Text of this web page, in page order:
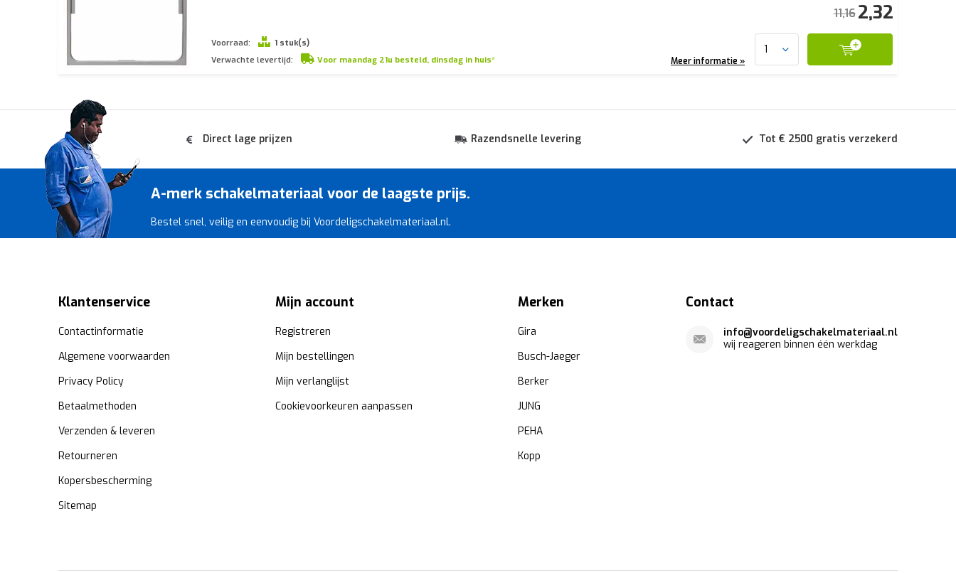
Voorraad:
1 stuk(s)
Verwachte levertijd:
Voor maandag 21u besteld, dinsdag in huis*
11,162,32
Meer informatie »
Direct lage prijzen Razendsnelle levering Tot € 2500 gratis verzekerd
A-merk schakelmateriaal voor de laagste prijs.
Bestel snel, veilig en eenvoudig bij Voordeligschakelmateriaal.nl.
Klantenservice
Contactinformatie
Algemene voorwaarden
Privacy Policy
Betaalmethoden
Verzenden & leveren
Retourneren
Kopersbescherming
Sitemap
Mijn account
Registreren
Mijn bestellingen
Mijn verlanglijst
Cookievoorkeuren aanpassen
Merken
Gira
Busch-Jaeger
Berker
JUNG
PEHA
Kopp
Contact
info@voordeligschakelmateriaal.nl
wij reageren binnen één werkdag